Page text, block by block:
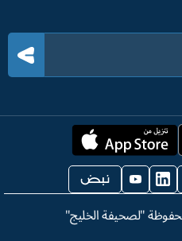
"لصحيفة الخليج"